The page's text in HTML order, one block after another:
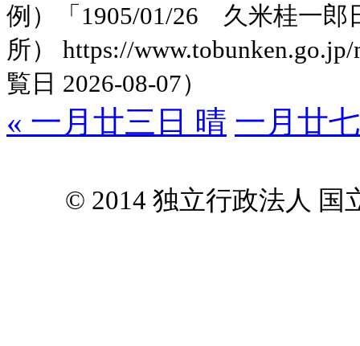
例）「1905/01/26 久米桂一郎
所） https://
覧日 2026-08-07）
« 一月廿三日 晴 一月廿
© 2014 独立行政法人 国